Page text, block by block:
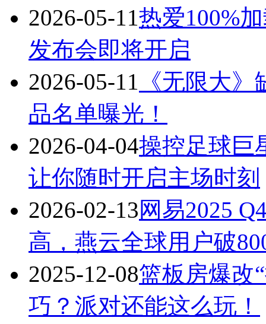
2026-05-11热爱100%
发布会即将开启
2026-05-11 《无限大
品名单曝光！
2026-04-04操控足球巨
让你随时开启主场时刻
2026-02-13网易2025
高，燕云全球用户破
2025-12-08篮板房爆改
巧？派对还能这么玩！